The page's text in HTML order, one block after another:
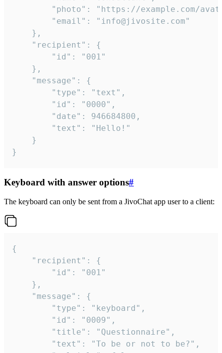
}
Keyboard with answer options#
The keyboard can only be sent from a JivoChat app user to a client:
{